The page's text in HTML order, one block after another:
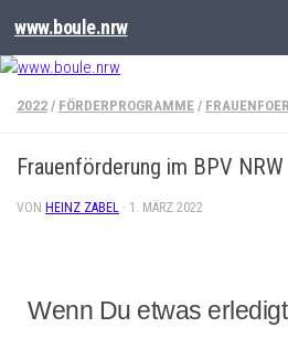
www.boule.nrw
2022 / FÖRDERPROGRAMME /
Frauenförderung im BPV NRW
VON HEINZ ZABEL · 1. MÄRZ 2022
Wenn Du etwas